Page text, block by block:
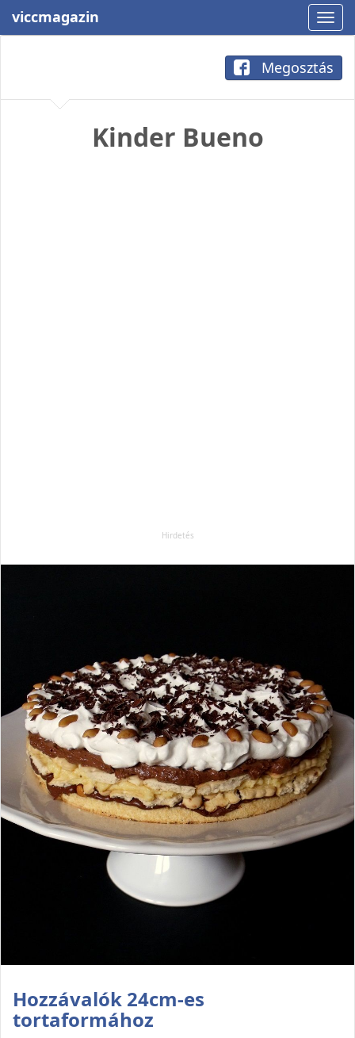
viccmagazin
Megosztás
Kinder Bueno
Hozzávalók 24cm-es
tortaformához